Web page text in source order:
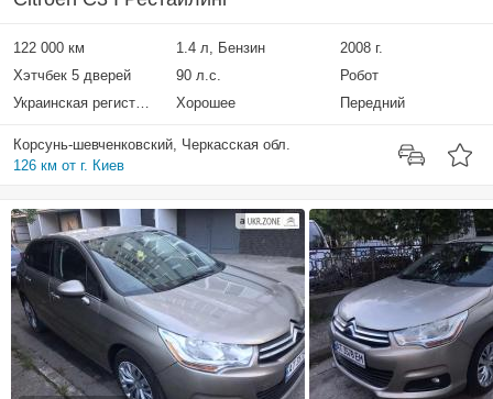
122 000 км 1.4 л, Бензин
2008 г.
Хэтчбек 5 дверей
90 л.с.
Робот
Украинская регистрация
Хорошее Передний
Корсунь-шевченковский, Черкасская обл.
126 км от г. Киев